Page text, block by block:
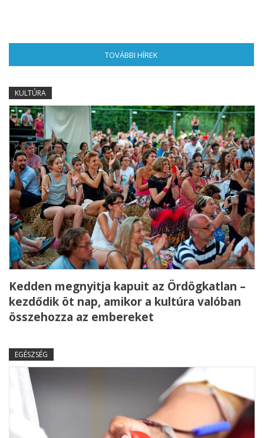
TOVÁBBI HÍREK
KULTÚRA
Kedden megnyitja kapuit az Ördögkatlan –
kezdődik öt nap, amikor a kultúra valóban
összehozza az embereket
EGÉSZSÉG